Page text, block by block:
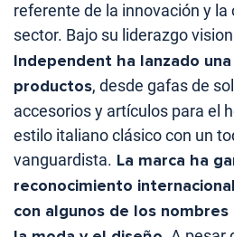
referente de la innovación y la
sector. Bajo su liderazgo
Independent ha lanzado
productos, desde gafas de
accesorios y artículos para el
estilo italiano clásico con un
vanguardista. La marca ha
reconocimiento
con algunos de los